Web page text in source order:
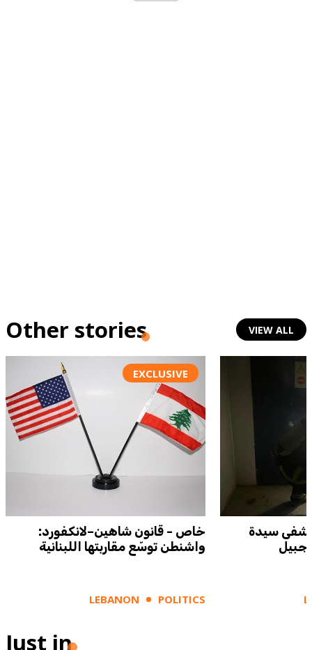
Other stories VIEW ALL
EXCLUSIVE
خاص - قانون شاهين–لانكفورد:
واشنطن توسّع مقاربتها اللبنانية
LEBANON POLITICS
سيدة
جبيل
Just in